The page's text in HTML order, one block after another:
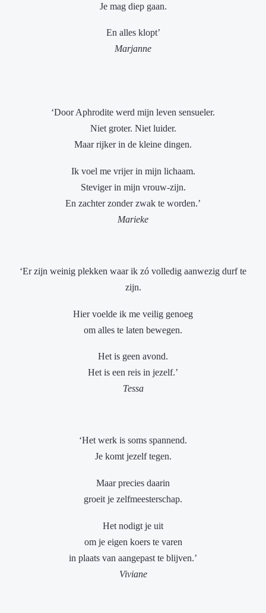
Je mag diep gaan.
En alles klopt’
Marjanne
‘Door Aphrodite werd mijn leven sensueler.
Niet groter. Niet luider.
Maar rijker in de kleine dingen.
Ik voel me vrijer in mijn lichaam.
Steviger in mijn vrouw-zijn.
En zachter zonder zwak te worden.’
Marieke
‘Er zijn weinig plekken waar ik zó volledig aanwezig durf te
zijn.
Hier voelde ik me veilig genoeg
om alles te laten bewegen.
Het is geen avond.
Het is een reis in jezelf.’
Tessa
‘Het werk is soms spannend.
Je komt jezelf tegen.
Maar precies daarin
groeit je zelfmeesterschap.
Het nodigt je uit
om je eigen koers te varen
in plaats van aangepast te blijven.’
Viviane